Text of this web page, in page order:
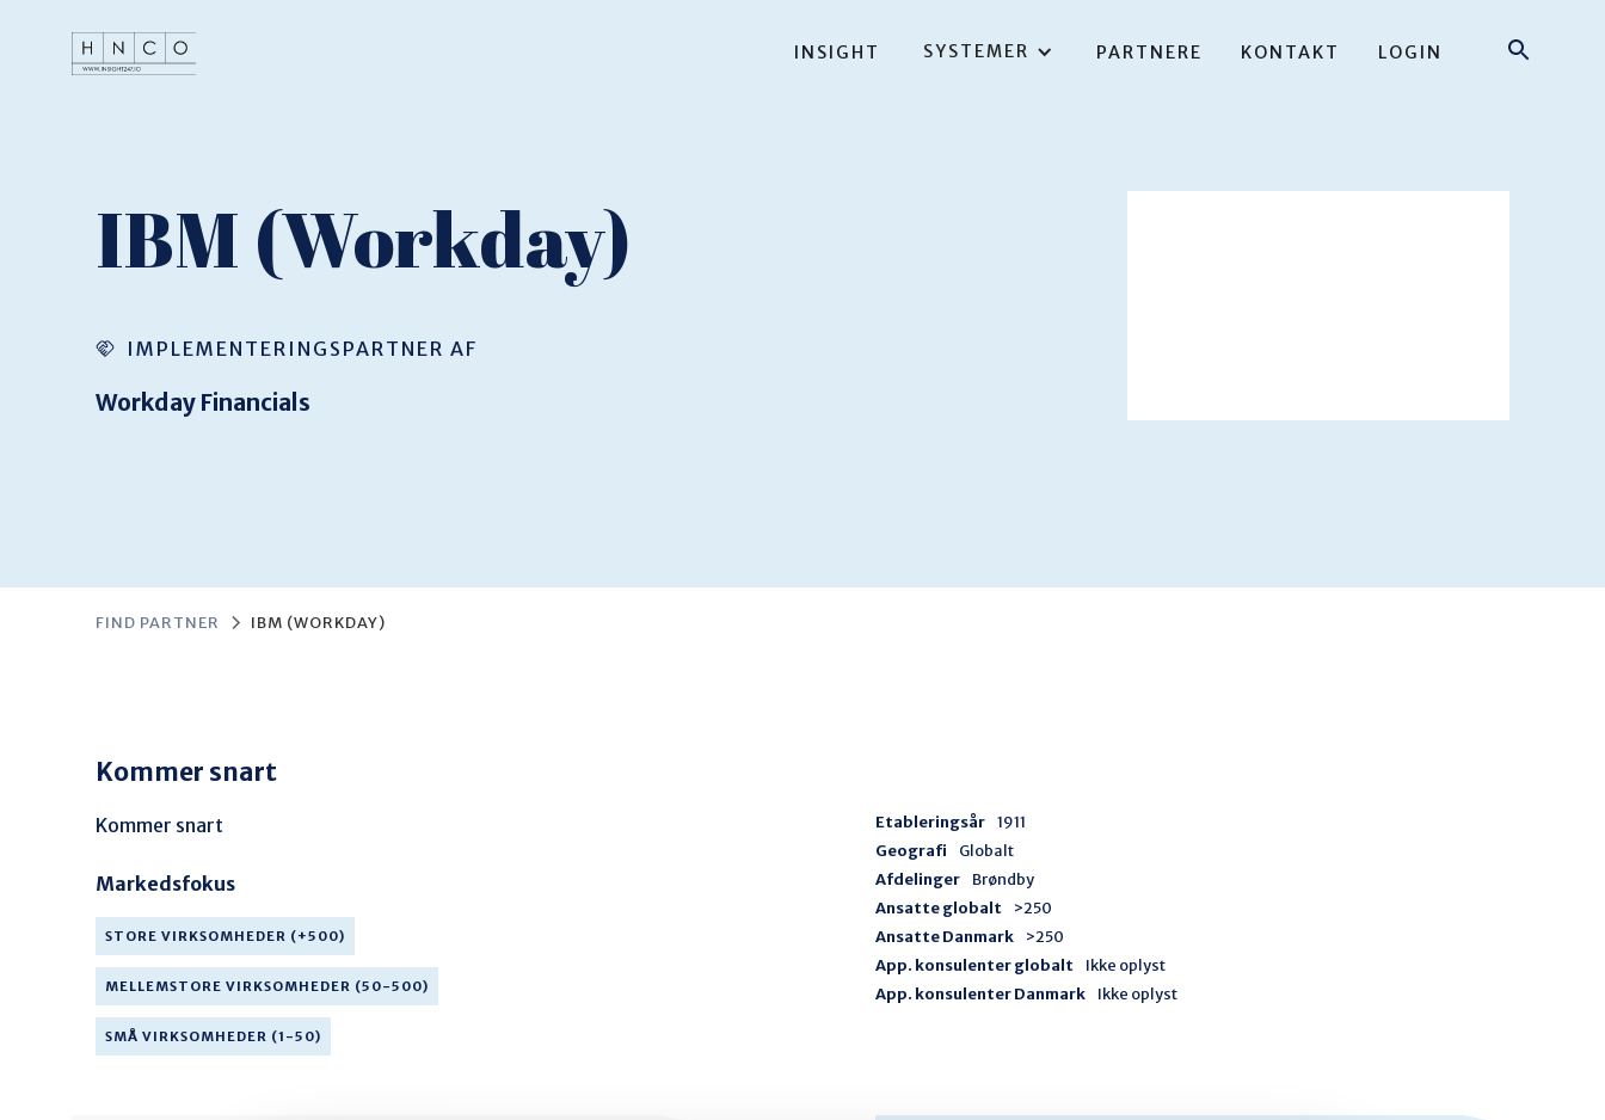
INSIGHT SYSTEMER PARTNERE KONTAKT LOGIN
IBM (Workday)
IMPLEMENTERINGSPARTNER AF
Workday Financials
FIND PARTNER IBM (WORKDAY)
Kommer snart
Kommer snart
Markedsfokus
STORE VIRKSOMHEDER (+500)
MELLEMSTORE VIRKSOMHEDER (50-500)
SMÅ VIRKSOMHEDER (1-50)
Etableringsår
1911
Geografi
Globalt
Afdelinger
Brøndby
Ansatte globalt
>250
Ansatte Danmark
>250
App. konsulenter globalt
Ikke oplyst
App. konsulenter Danmark
Ikke oplyst